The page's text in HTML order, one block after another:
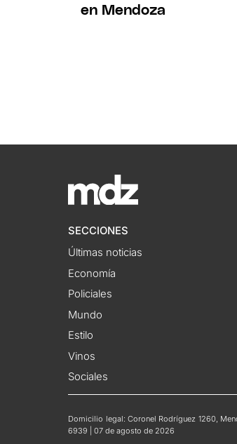
en Mendoza
SECCIONES
Últimas noticias
Economía
Policiales
Mundo
Estilo
Vinos
Sociales
Domicilio legal: Coronel Rodríguez 1260,
6939 | 07 de agosto de 2026